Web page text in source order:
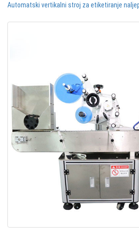
Automatski vertikalni stroj za etiketiranje